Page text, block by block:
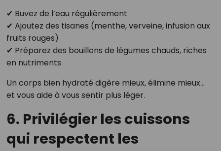
✔ Buvez de l’eau régulièrement
✔ Ajoutez des tisanes (menthe, verveine, infusion aux
fruits rouges)
✔ Préparez des bouillons de légumes chauds, riches
en nutriments
Un corps bien hydraté digère mieux, élimine mieux…
et vous aide à vous sentir plus léger.
6. Privilégier les cuissons
qui respectent les